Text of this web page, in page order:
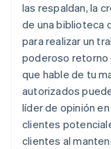
las respaldan, la
de una biblioteca
para realizar un
poderoso retorno
que hable de tu
autorizados
líder de opinión
clientes
clientes al